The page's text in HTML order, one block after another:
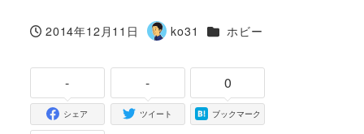
投稿日
2014年12月11日
著
ko31 カテゴリー
ホビー
-
シェア
-
ツイート
0
ブックマーク